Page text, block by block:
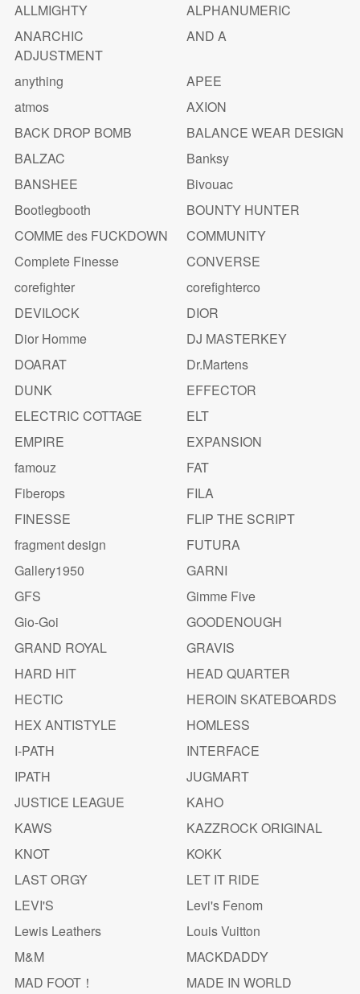
ALLMIGHTY
ALPHANUMERIC
ANARCHIC
ADJUSTMENT
AND A
anything
APEE
atmos
AXION
BACK DROP BOMB
BALANCE WEAR DESIGN
BALZAC
Banksy
BANSHEE
Bivouac
Bootlegbooth
BOUNTY HUNTER
COMME des FUCKDOWN
COMMUNITY
Complete Finesse
CONVERSE
corefighter
corefighterco
DEVILOCK
DIOR
Dior Homme
DJ MASTERKEY
DOARAT
Dr.Martens
DUNK
EFFECTOR
ELECTRIC COTTAGE
ELT
EMPIRE
EXPANSION
famouz
FAT
Fiberops
FILA
FINESSE
FLIP THE SCRIPT
fragment design
FUTURA
Gallery1950
GARNI
GFS
Gimme Five
Gio-Goi
GOODENOUGH
GRAND ROYAL
GRAVIS
HARD HIT
HEAD QUARTER
HECTIC
HEROIN SKATEBOARDS
HEX ANTISTYLE
HOMLESS
I-PATH
INTERFACE
IPATH
JUGMART
JUSTICE LEAGUE
KAHO
KAWS
KAZZROCK ORIGINAL
KNOT
KOKK
LAST ORGY
LET IT RIDE
LEVI'S
Levi's Fenom
Lewis Leathers
Louis Vuitton
M&M
MACKDADDY
MAD FOOT！
MADE IN WORLD